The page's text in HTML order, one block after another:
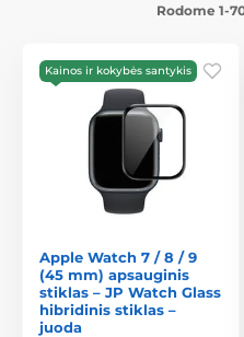
Rodome 1-
Kainos ir kokybės santykis
Apple Watch 7 / 8 / 9
(45 mm) apsauginis
stiklas – JP Watch Glass
hibridinis stiklas –
juoda